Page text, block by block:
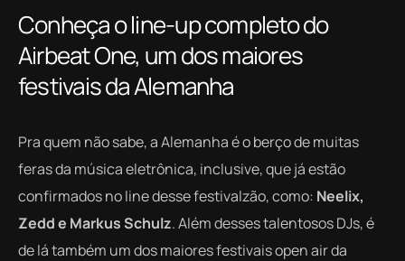
Conheça o line-up completo do
Airbeat One, um dos maiores
festivais da Alemanha
Pra quem não sabe, a Alemanha é o berço de muitas
feras da música eletrônica, inclusive, que já estão
confirmados no line desse festivalzão, como: Neelix,
Zedd e Markus Schulz. Além desses talentosos DJs, é
de lá também um dos maiores festivais open air da